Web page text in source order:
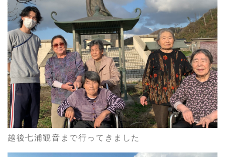
越後七浦観音まで行ってきました